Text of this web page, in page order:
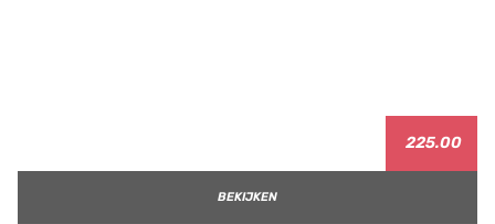
225.00
BEKIJKEN